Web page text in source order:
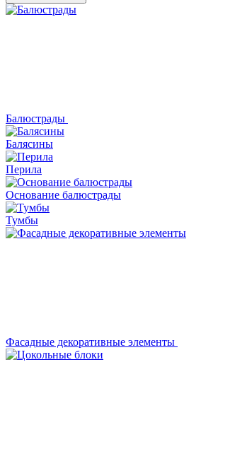
Балюстрады
Балясины
Перила
Основание балюстрады
Тумбы
Фасадные декоративные элементы